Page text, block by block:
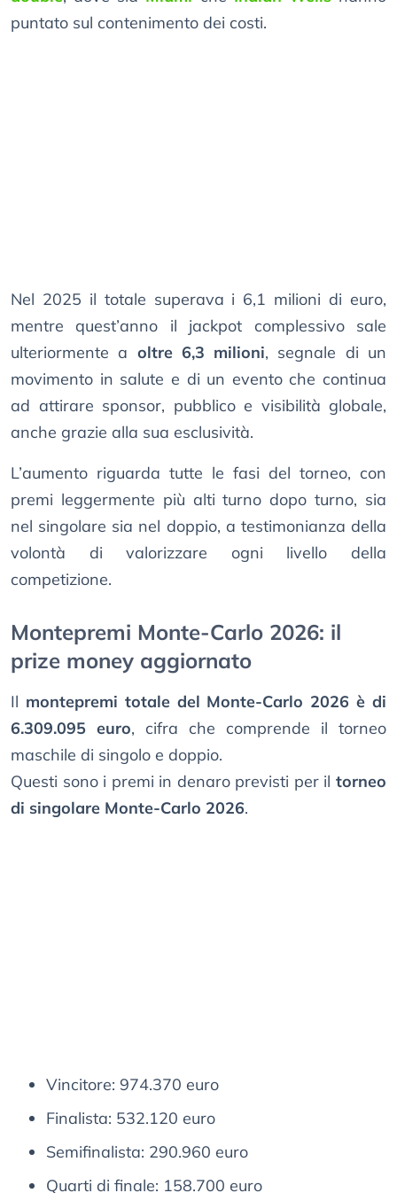
puntato sul contenimento dei costi.
Nel 2025 il totale superava i 6,1 milioni di euro,
mentre quest’anno il jackpot complessivo sale
ulteriormente a oltre 6,3 milioni, segnale di un
movimento in salute e di un evento che continua
ad attirare sponsor, pubblico e visibilità globale,
anche grazie alla sua esclusività.
L’aumento riguarda tutte le fasi del torneo, con
premi leggermente più alti turno dopo turno, sia
nel singolare sia nel doppio, a testimonianza della
volontà di valorizzare ogni livello della
competizione.
Montepremi Monte-Carlo 2026: il
prize money aggiornato
Il montepremi totale del Monte-Carlo 2026 è di
6.309.095 euro, cifra che comprende il torneo
maschile di singolo e doppio.
Questi sono i premi in denaro previsti per il torneo
di singolare Monte-Carlo 2026.
Vincitore: 974.370 euro
Finalista: 532.120 euro
Semifinalista: 290.960 euro
Quarti di finale: 158.700 euro